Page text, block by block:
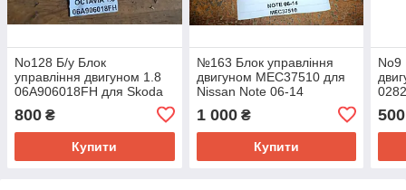
No128 Б/у Блок
управління двигуном 1.8
06A906018FH для Skoda
800 ₴
Купити
№163 Блок управління
двигуном MEC37510 для
Nissan Note 06-14
1 000₴
Купити
No9
500